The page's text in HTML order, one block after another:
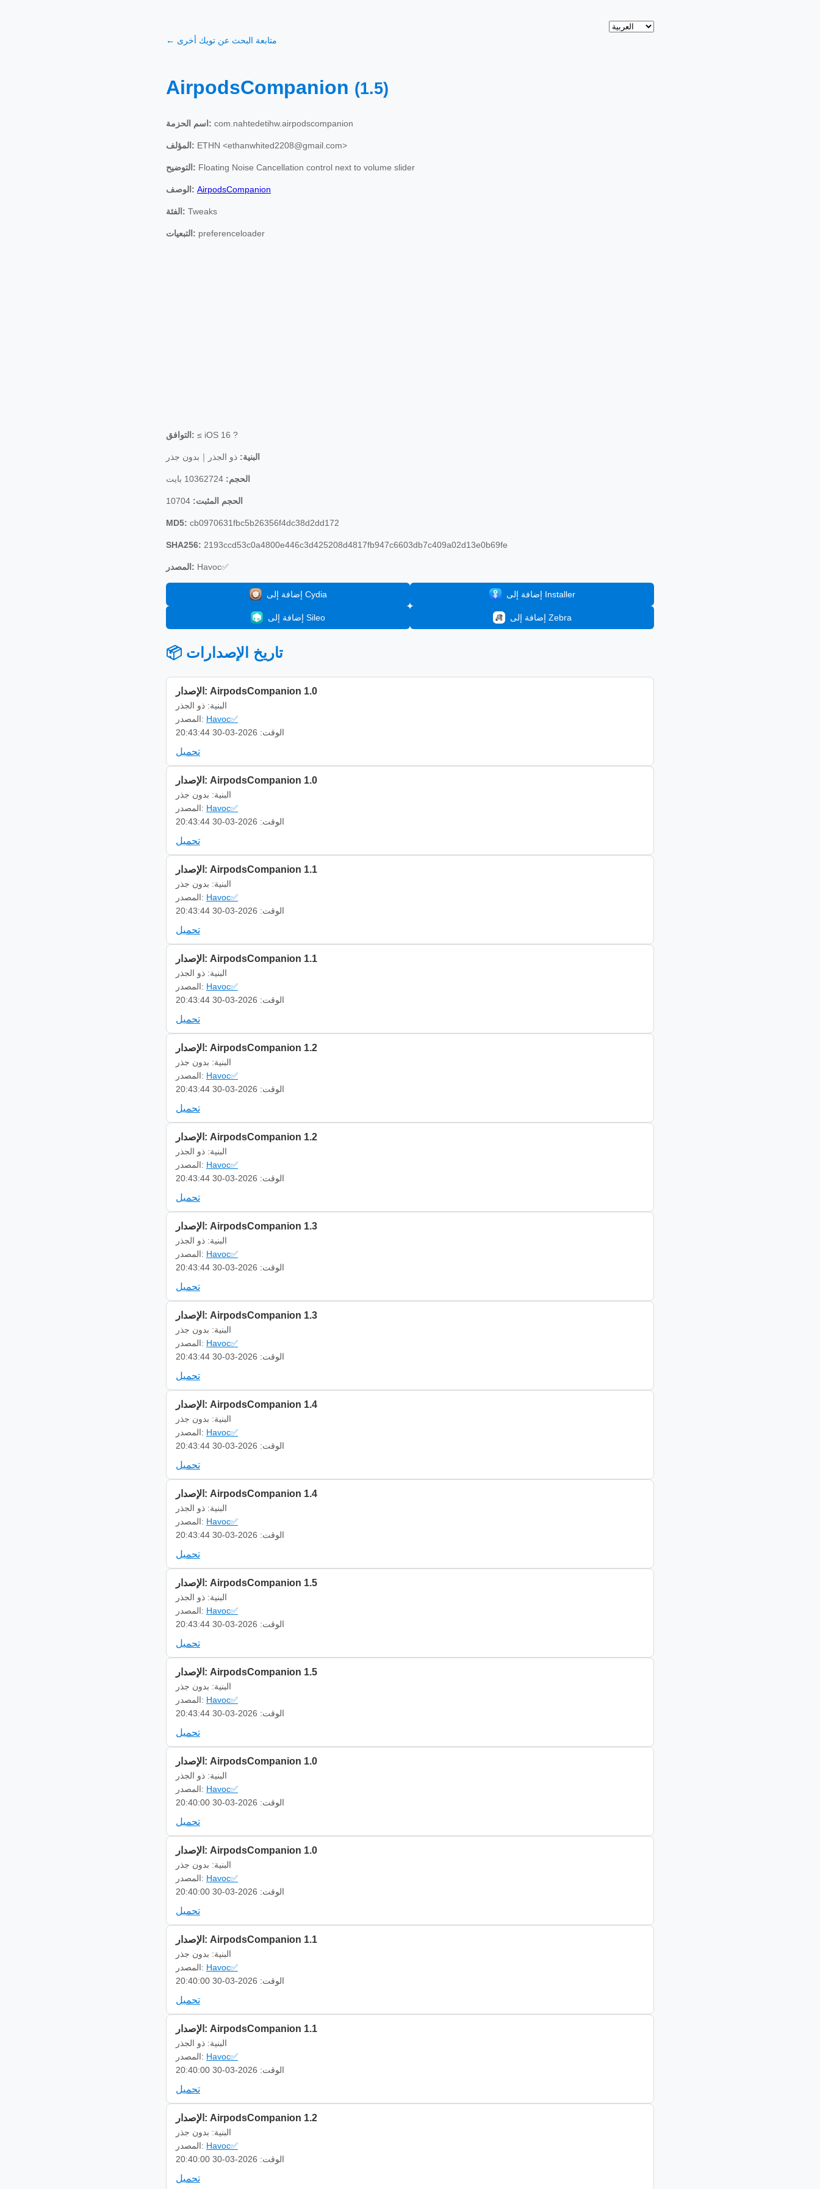
← متابعة البحث عن تويك أخرى
AirpodsCompanion (1.5)
اسم الحزمة: com.nahtedetihw.airpodscompanion
المؤلف: ETHN <ethanwhited2208@gmail.com>
التوضيح: Floating Noise Cancellation control next to volume slider
الوصف: AirpodsCompanion
الفئة: Tweaks
التبعيات: preferenceloader
التوافق: ≤ iOS 16 ?
البنية: ذو الجذر｜بدون جذر
الحجم:
الحجم المثبت:
MD5: cb0970631fbc5b26356f4dc38d2dd172
SHA256: 2193ccd53c0a4800e446c3d425208d4817fb947c6603db7c409a02d13e0b69fe
المصدر: Havoc✅
إضافة إلى Cydia إضافة إلى Installer
إضافة إلى Sileo إضافة إلى Zebra
📦 تاريخ الإصدارات
الإصدار: AirpodsCompanion 1.0
البنية: ذو الجذر
المصدر: Havoc✅
الوقت: 2026-03-30 20:43:44
تحميل
الإصدار: AirpodsCompanion 1.0
البنية: بدون جذر
المصدر: Havoc✅
الوقت: 2026-03-30 20:43:44
تحميل
الإصدار: AirpodsCompanion 1.1
البنية: بدون جذر
المصدر: Havoc✅
الوقت: 2026-03-30 20:43:44
تحميل
الإصدار: AirpodsCompanion 1.1
البنية: ذو الجذر
المصدر: Havoc✅
الوقت: 2026-03-30 20:43:44
تحميل
الإصدار: AirpodsCompanion 1.2
البنية: بدون جذر
المصدر: Havoc✅
الوقت: 2026-03-30 20:43:44
تحميل
الإصدار: AirpodsCompanion 1.2
البنية: ذو الجذر
المصدر: Havoc✅
الوقت: 2026-03-30 20:43:44
تحميل
الإصدار: AirpodsCompanion 1.3
البنية: ذو الجذر
المصدر: Havoc✅
الوقت: 2026-03-30 20:43:44
تحميل
الإصدار: AirpodsCompanion 1.3
البنية: بدون جذر
المصدر: Havoc✅
الوقت: 2026-03-30 20:43:44
تحميل
الإصدار: AirpodsCompanion 1.4
البنية: بدون جذر
المصدر: Havoc✅
الوقت: 2026-03-30 20:43:44
تحميل
الإصدار: AirpodsCompanion 1.4
البنية: ذو الجذر
المصدر: Havoc✅
الوقت: 2026-03-30 20:43:44
تحميل
الإصدار: AirpodsCompanion 1.5
البنية: ذو الجذر
المصدر: Havoc✅
الوقت: 2026-03-30 20:43:44
تحميل
الإصدار: AirpodsCompanion 1.5
البنية: بدون جذر
المصدر: Havoc✅
الوقت: 2026-03-30 20:43:44
تحميل
الإصدار: AirpodsCompanion 1.0
البنية: ذو الجذر
المصدر: Havoc✅
الوقت: 2026-03-30 20:40:00
تحميل
الإصدار: AirpodsCompanion 1.0
البنية: بدون جذر
المصدر: Havoc✅
الوقت: 2026-03-30 20:40:00
تحميل
الإصدار: AirpodsCompanion 1.1
البنية: بدون جذر
المصدر: Havoc✅
الوقت: 2026-03-30 20:40:00
تحميل
الإصدار: AirpodsCompanion 1.1
البنية: ذو الجذر
المصدر: Havoc✅
الوقت: 2026-03-30 20:40:00
تحميل
الإصدار: AirpodsCompanion 1.2
البنية: بدون جذر
المصدر: Havoc✅
الوقت: 2026-03-30 20:40:00
تحميل